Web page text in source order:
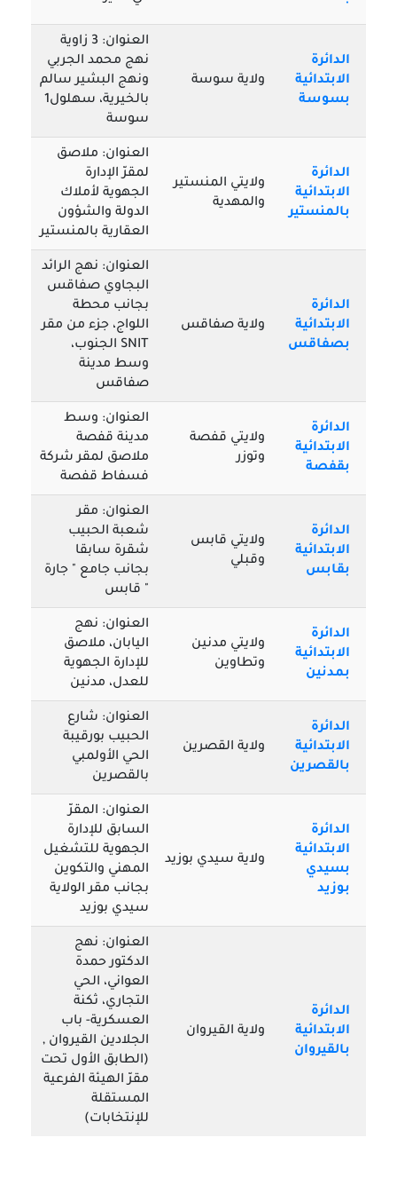
الدائرة
الابتدائية
بسوسة
ولاية سوسة
العنوان: 3 زاوية
نهج محمد الجربي
ونهج البشير سالم
بالخيرية، سهلول1
سوسة
الدائرة
الابتدائية
بالمنستير
ولايتي المنستير
والمهدية
العنوان: ملاصق
لمقرّ الإدارة
الجهوية لأملاك
الدولة والشؤون
العقارية بالمنستير
الدائرة
الابتدائية
بصفاقس
ولاية صفاقس
العنوان: نهج الرائد
البجاوي صفاقس
بجانب محطة
اللواج، جزء من مقر
SNIT الجنوب،
وسط مدينة
صفاقس
الدائرة
الابتدائية
بقفصة
ولايتي قفصة
وتوزر
العنوان: وسط
مدينة قفصة
ملاصق لمقر شركة
فسفاط قفصة
الدائرة
الابتدائية
بقابس
ولايتي قابس
وقبلي
العنوان: مقر
شعبة الحبيب
شقرة سابقا
بجانب جامع " جارة
" قابس
الدائرة
الابتدائية
بمدنين
ولايتي مدنين
وتطاوين
العنوان: نهج
اليابان، ملاصق
للإدارة الجهوية
للعدل، مدنين
الدائرة
الابتدائية
بالقصرين
ولاية القصرين
العنوان: شارع
الحبيب بورقيبة
الحي الأولمبي
بالقصرين
الدائرة
الابتدائية
بسيدي
بوزيد
ولاية سيدي بوزيد
العنوان: المقرّ
السابق للإدارة
الجهوية للتشغيل
المهني والتكوين
بجانب مقر الولاية
سيدي بوزيد
الدائرة
الابتدائية
بالقيروان
ولاية القيروان
العنوان: نهج
الدكتور حمدة
العواني، الحي
التجاري، ثكنة
العسكرية- باب
الجلادين القيروان ,
(الطابق الأول تحت
مقرّ الهيئة الفرعية
المستقلة
للإنتخابات)